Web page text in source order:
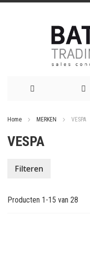
de
Home MERKEN VESPA
VESPA
Producten 1 -15 van 28
Filteren